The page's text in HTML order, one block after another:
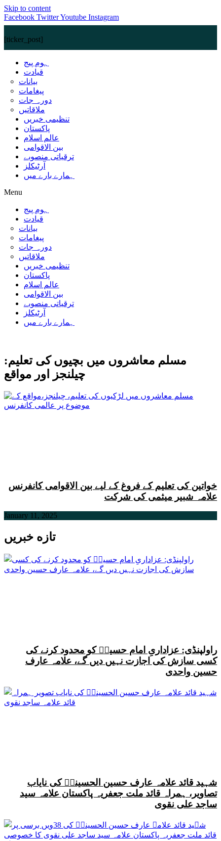
Skip to content
Facebook TwitterYoutube Instagram
[ticker_post]
ہوم پیج
قیادت
بیانات
پیغامات
دورہ جات
ملاقاتیں
تنظیمی خبریں
پاکستان
عالم اسلام
بین الاقوامی
ترقیاتی منصوبے
آرٹیکلز
ہمارے بارے میں
Menu
ہوم پیج
قیادت
بیانات
پیغامات
دورہ جات
ملاقاتیں
تنظیمی خبریں
پاکستان
عالم اسلام
بین الاقوامی
ترقیاتی منصوبے
آرٹیکلز
ہمارے بارے میں
مسلم معاشروں میں بچیوں کی تعلیم:
چیلنجز اور مواقع
خواتین کی تعلیم کے فروغ کے لیے بین الاقوامی کانفرنس
علامہ شبیر میثمی کی شرکت
January 11, 2025
تازه خبریں
راولپنڈی: عزاداریِ امام حسینؑ کو محدود کرنے کی
کسی سازش کی اجازت نہیں دیں گے، علامہ عارف
حسین واحدی
شہید قائد علامہ عارف حسین الحسینیؒ کی نایاب
تصاویر، ہمراہ قائد ملت جعفریہ پاکستان علامہ سید
ساجد علی نقوی